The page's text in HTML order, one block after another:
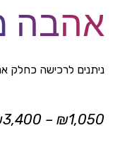
אהבה
ניתנים לרכישה כחלק
₪1,050
–
3,400